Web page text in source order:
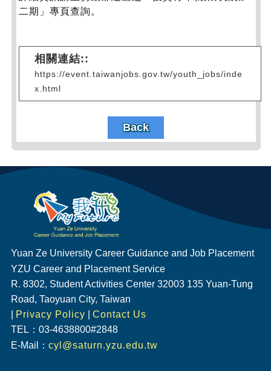
二期」專頁查詢。
相關連結::
https://event.taiwanjobs.gov.tw/youth_jobs/inde
x.html
Back
Yuan Ze University Career Guidance and Job Placement
YZU Career and Placement Service
R. 8302, Student Activities Center 32003 135 Yuan-Tung
Road, Taoyuan City, Taiwan
Privacy Policy
Contact Us
TEL：03-4638800#2848
E-Mail： cyl@saturn.yzu.edu.tw